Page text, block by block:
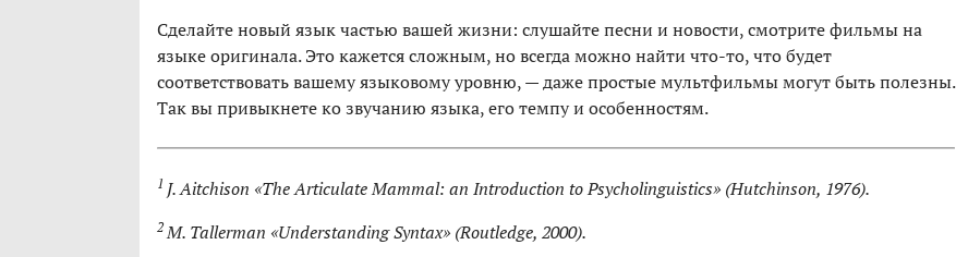
Сделайте новый язык частью вашей жизни: слушайте песни и новости, смотрите фильмы на
языке оригинала. Это кажется сложным, но всегда можно найти что-то, что будет
соответствовать вашему языковому уровню, — даже простые мультфильмы могут быть полезны.
Так вы привыкнете ко звучанию языка, его темпу и особенностям.
1 J. Aitchison «The Articulate Mammal: an Introduction to Psycholinguistics» (Hutchinson, 1976).
2 M. Tallerman «Understanding Syntax» (Routledge, 2000).